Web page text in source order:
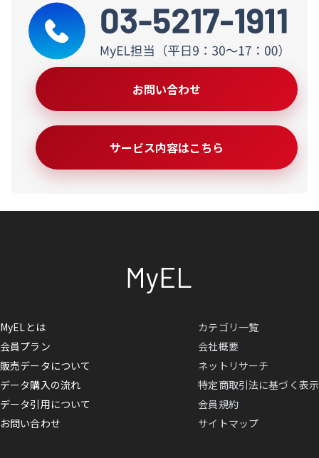
お問い合わせ
サービス内容はこちら
MyELとは
会員プラン
販売データについて
データ購入の流れ
データ引用について
お問い合わせ
カテゴリ一覧
会社概要
ネットリサーチ
特定商取引法に基づく表示
会員規約
サイトマップ